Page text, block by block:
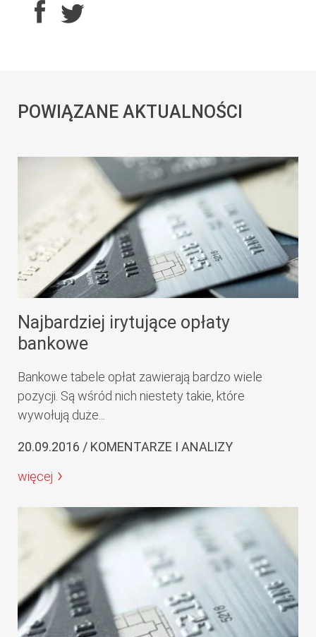
POWIĄZANE AKTUALNOŚCI
Najbardziej irytujące opłaty
bankowe
Bankowe tabele opłat zawierają bardzo wiele
pozycji. Są wśród nich niestety takie, które
wywołują duże...
20.09.2016 / KOMENTARZE I ANALIZY
więcej